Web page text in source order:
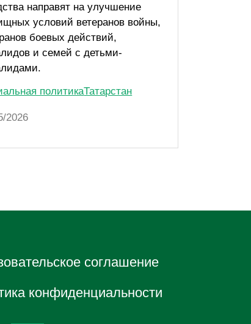
направят на улучшение
условий ветеранов войны,
боевых действий,
и семей с детьми-
политикаТатарстан
2026
соглашение
конфиденциальности